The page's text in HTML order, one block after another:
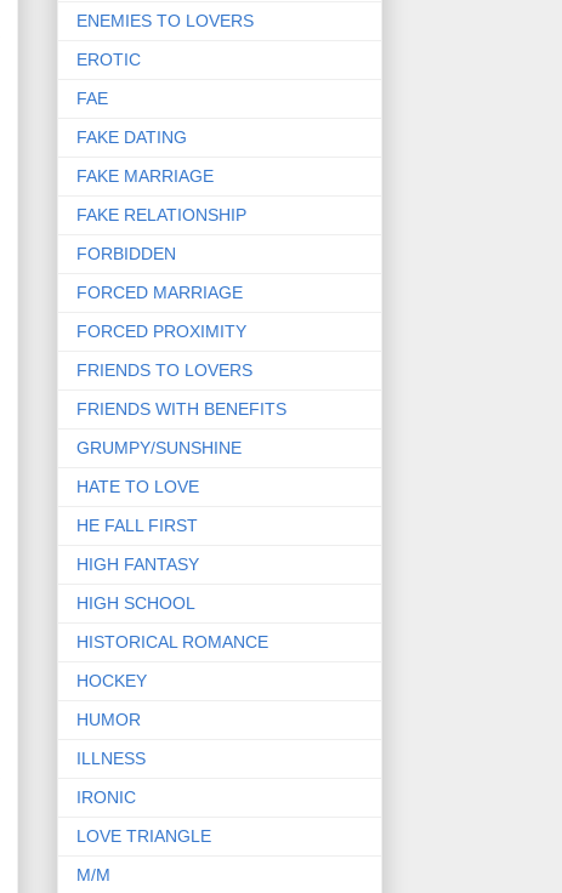
ENEMIES TO LOVERS
EROTIC
FAE
FAKE DATING
FAKE MARRIAGE
FAKE RELATIONSHIP
FORBIDDEN
FORCED MARRIAGE
FORCED PROXIMITY
FRIENDS TO LOVERS
FRIENDS WITH BENEFITS
GRUMPY/SUNSHINE
HATE TO LOVE
HE FALL FIRST
HIGH FANTASY
HIGH SCHOOL
HISTORICAL ROMANCE
HOCKEY
HUMOR
ILLNESS
IRONIC
LOVE TRIANGLE
M/M